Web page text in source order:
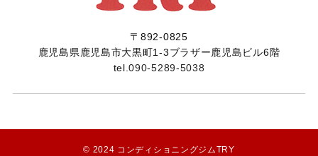
〒892-0825
​​​​​​​鹿児島県鹿児島市大黒町1-3ブラザー鹿児島ビル6階
tel.090-5289-5038
© 2024 コンディショニングジムTRY